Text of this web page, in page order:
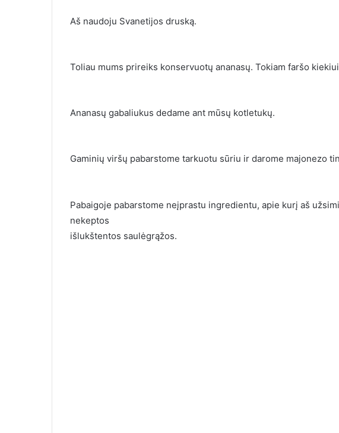
Aš naudoju Svanetijos druską.
Toliau mums prireiks konservuotų ananasų. Tokiam faršo
Ananasų gabaliukus dedame ant mūsų kotletukų.
Gaminių viršų pabarstome tarkuotu sūriu ir darome majonezo
Pabaigoje pabarstome neįprastu ingredientu, apie kurį aš
nekeptos
išlukštentos saulėgrąžos.